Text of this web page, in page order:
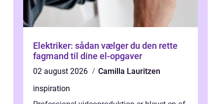
Elektriker: sådan vælger du den rette
fagmand til dine el-opgaver
02 august 2026
Camilla Lauritzen
inspiration